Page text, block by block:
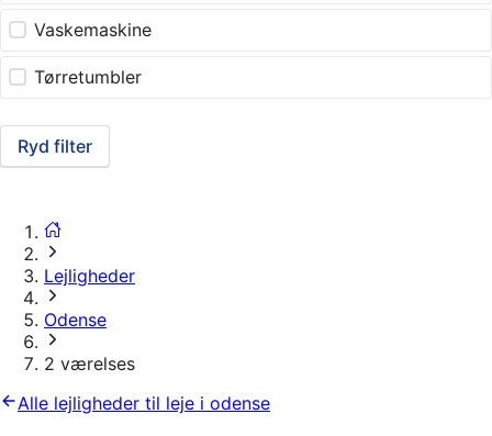
Vaskemaskine
Tørretumbler
Ryd filter
Lejligheder
Odense
2 værelses
Alle lejligheder til leje i odense